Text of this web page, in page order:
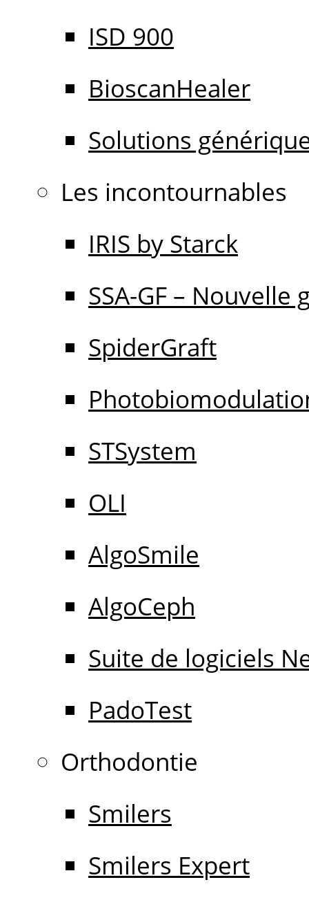
ISD 900
BioscanHealer
Solutions
Les incontournables
IRIS by Starck
SSA-GF – Nouvelle
SpiderGraft
STSystem
OLI
AlgoSmile
AlgoCeph
Suite de logiciels
PadoTest
Orthodontie
Smilers
Smilers Expert